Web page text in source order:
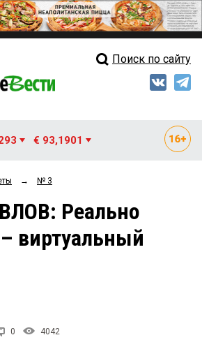
Свежий выпуск
Рейтинги
Блоги
Поиск по сайту
€ 93,1901
→ № 3
Реально
виртуальный
0 4042